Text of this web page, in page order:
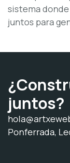
sistema
juntos para
juntos?
Ponferrada,